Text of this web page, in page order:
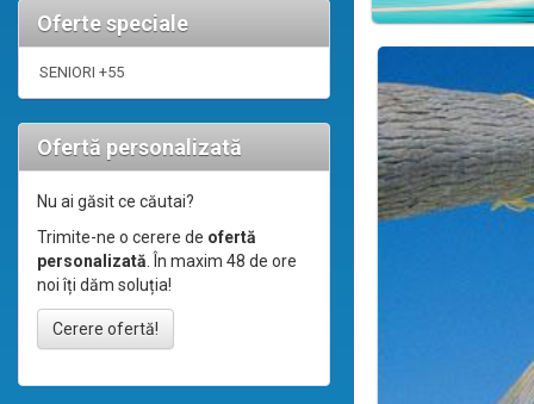
Oferte speciale
SENIORI +55
Ofertă personalizată
Nu ai găsit ce căutai?
Trimite-ne o cerere de ofertă
personalizată. În maxim 48 de ore
noi îți dăm soluția!
Cerere ofertă!